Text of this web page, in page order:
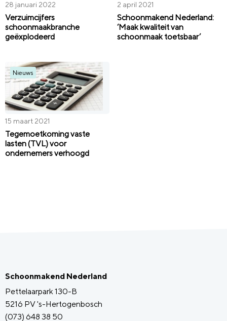
28 januari 2022
Verzuimcijfers
schoonmaakbranche
geëxplodeerd
2 april 2021
Schoonmakend Nederland:
‘Maak kwaliteit van
schoonmaak toetsbaar’
Nieuws
15 maart 2021
Tegemoetkoming vaste
lasten (TVL) voor
ondernemers verhoogd
Schoonmakend Nederland
Pettelaarpark 130-B
5216 PV 's-Hertogenbosch
(073) 648 38 50